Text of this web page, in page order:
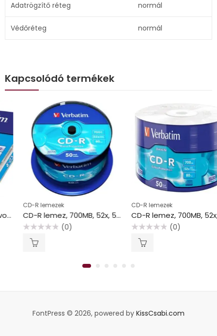
Adatrögzítő réteg normál
Védőréteg normál
Kapcsolódó termékek
CD-R lemezek
CD-R lemez, 700MB, 52x, 50 db, hengeren, VERBATIM “DataLife”
(0)
CD-R lemezek
CD-R lemez, 700MB, 52x, 50 db, zsugor csomagolás, VERBATIM “DataLife”
(0)
FontPress © 2026, powered by KissCsabi.com